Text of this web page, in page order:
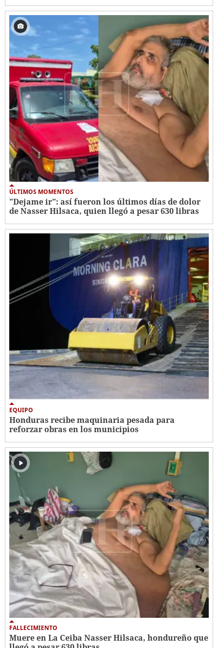
ÚLTIMOS MOMENTOS
"Dejame ir": así fueron los últimos días de dolor
de Nasser Hilsaca, quien llegó a pesar 630 libras
EQUIPO
Honduras recibe maquinaria pesada para
reforzar obras en los municipios
FALLECIMIENTO
Muere en La Ceiba Nasser Hilsaca, hondureño que